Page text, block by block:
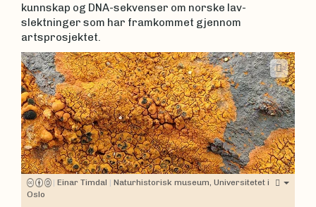
kunnskap og DNA-sekvenser om norske lav-
slektninger som har framkommet gjennom
artsprosjektet.
| Einar Timdal | Naturhistorisk museum, Universitetet i
Oslo